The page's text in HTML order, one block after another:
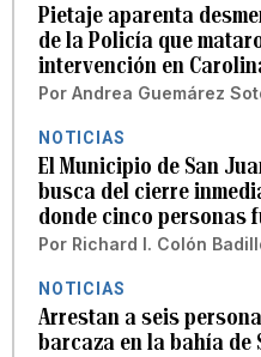
Pietaje aparenta
de la Policía que
intervención en
Por Andrea Guemárez
NOTICIAS
El Municipio de San
busca del cierre
donde cinco personas
Por Richard I. Colón
NOTICIAS
Arrestan a seis
barcaza en la bahía de